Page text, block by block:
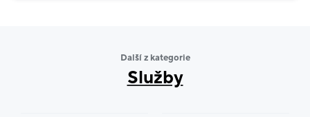
Další z kategorie
Služby